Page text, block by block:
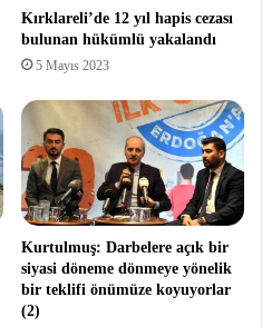
Kırklareli’de 12 yıl hapis cezası
bulunan hükümlü yakalandı
5 Mayıs 2023
Kurtulmuş: Darbelere açık bir
siyasi döneme dönmeye yönelik
bir teklifi önümüze koyuyorlar
(2)